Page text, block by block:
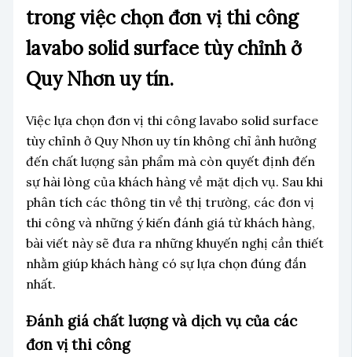
trong việc chọn đơn vị thi công
lavabo solid surface tùy chỉnh ở
Quy Nhơn uy tín.
Việc lựa chọn đơn vị thi công lavabo solid surface
tùy chỉnh ở Quy Nhơn uy tín không chỉ ảnh hưởng
đến chất lượng sản phẩm mà còn quyết định đến
sự hài lòng của khách hàng về mặt dịch vụ. Sau khi
phân tích các thông tin về thị trường, các đơn vị
thi công và những ý kiến đánh giá từ khách hàng,
bài viết này sẽ đưa ra những khuyến nghị cần thiết
nhằm giúp khách hàng có sự lựa chọn đúng đắn
nhất.
Đánh giá chất lượng và dịch vụ của các
đơn vị thi công